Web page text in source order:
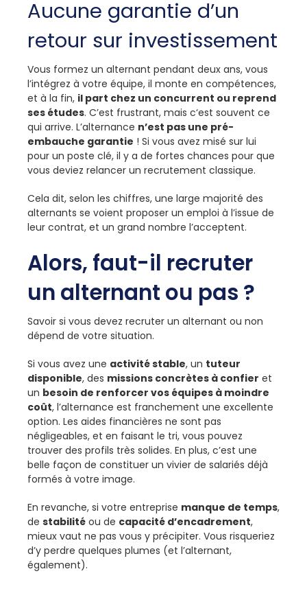
Aucune garantie d’un
retour sur investissement
Vous formez un alternant pendant deux ans, vous
l’intégrez à votre équipe, il monte en compétences,
et à la fin, il part chez un concurrent ou reprend
ses études. C’est frustrant, mais c‘est souvent ce
qui arrive. L’alternance n’est pas une pré-
embauche garantie ! Si vous avez misé sur lui
pour un poste clé, il y a de fortes chances pour que
vous deviez relancer un recrutement classique.
Cela dit, selon les chiffres, une large majorité des
alternants se voient proposer un emploi à l’issue de
leur contrat, et un grand nombre l’acceptent.
Alors, faut-il recruter
un alternant ou pas ?
Savoir si vous devez recruter un alternant ou non
dépend de votre situation.
Si vous avez une activité stable, un tuteur
disponible, des missions concrètes à confier et
un besoin de renforcer vos équipes à moindre
coût, l’alternance est franchement une excellente
option. Les aides financières ne sont pas
négligeables, et en faisant le tri, vous pouvez
trouver des profils très solides. En plus, c’est une
belle façon de constituer un vivier de salariés déjà
formés à votre image.
En revanche, si votre entreprise manque de temps,
de stabilité ou de capacité d’encadrement,
mieux vaut ne pas vous y précipiter. Vous risqueriez
d’y perdre quelques plumes (et l’alternant,
également).